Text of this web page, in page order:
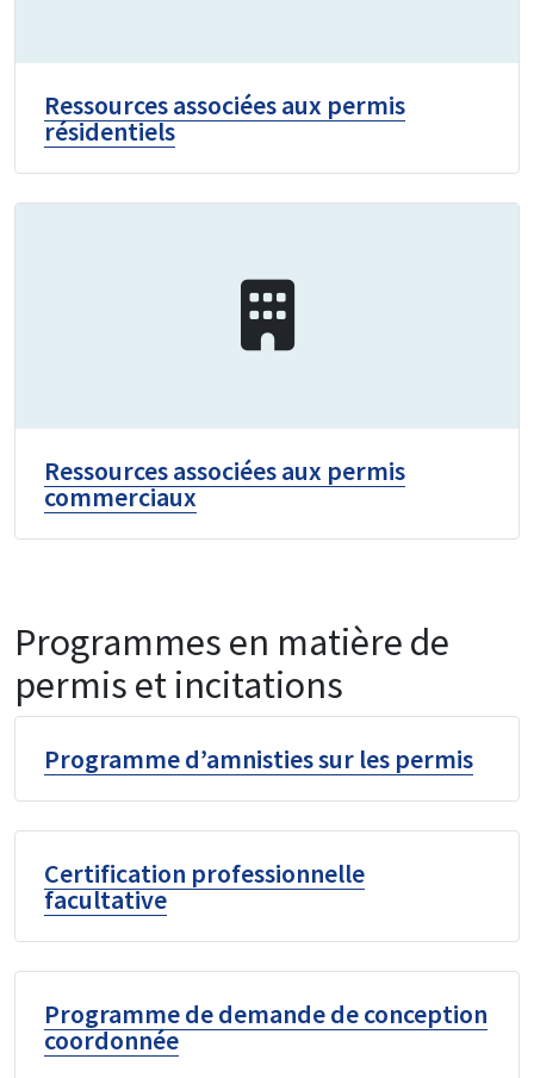
Ressources associées aux permis
résidentiels
Ressources associées aux permis
commerciaux
Programmes en matière de
permis et incitations
Programme d’amnisties sur les permis
Certification professionnelle
facultative
Programme de demande de conception
coordonnée